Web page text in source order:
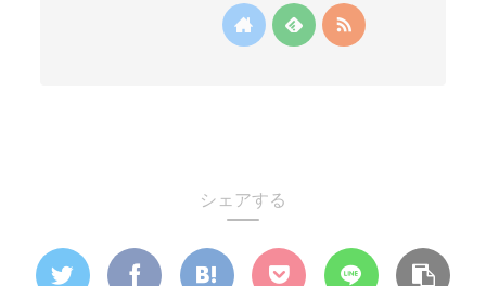
シェアする